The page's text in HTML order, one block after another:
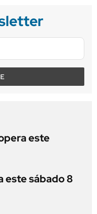
este
este sábado 8